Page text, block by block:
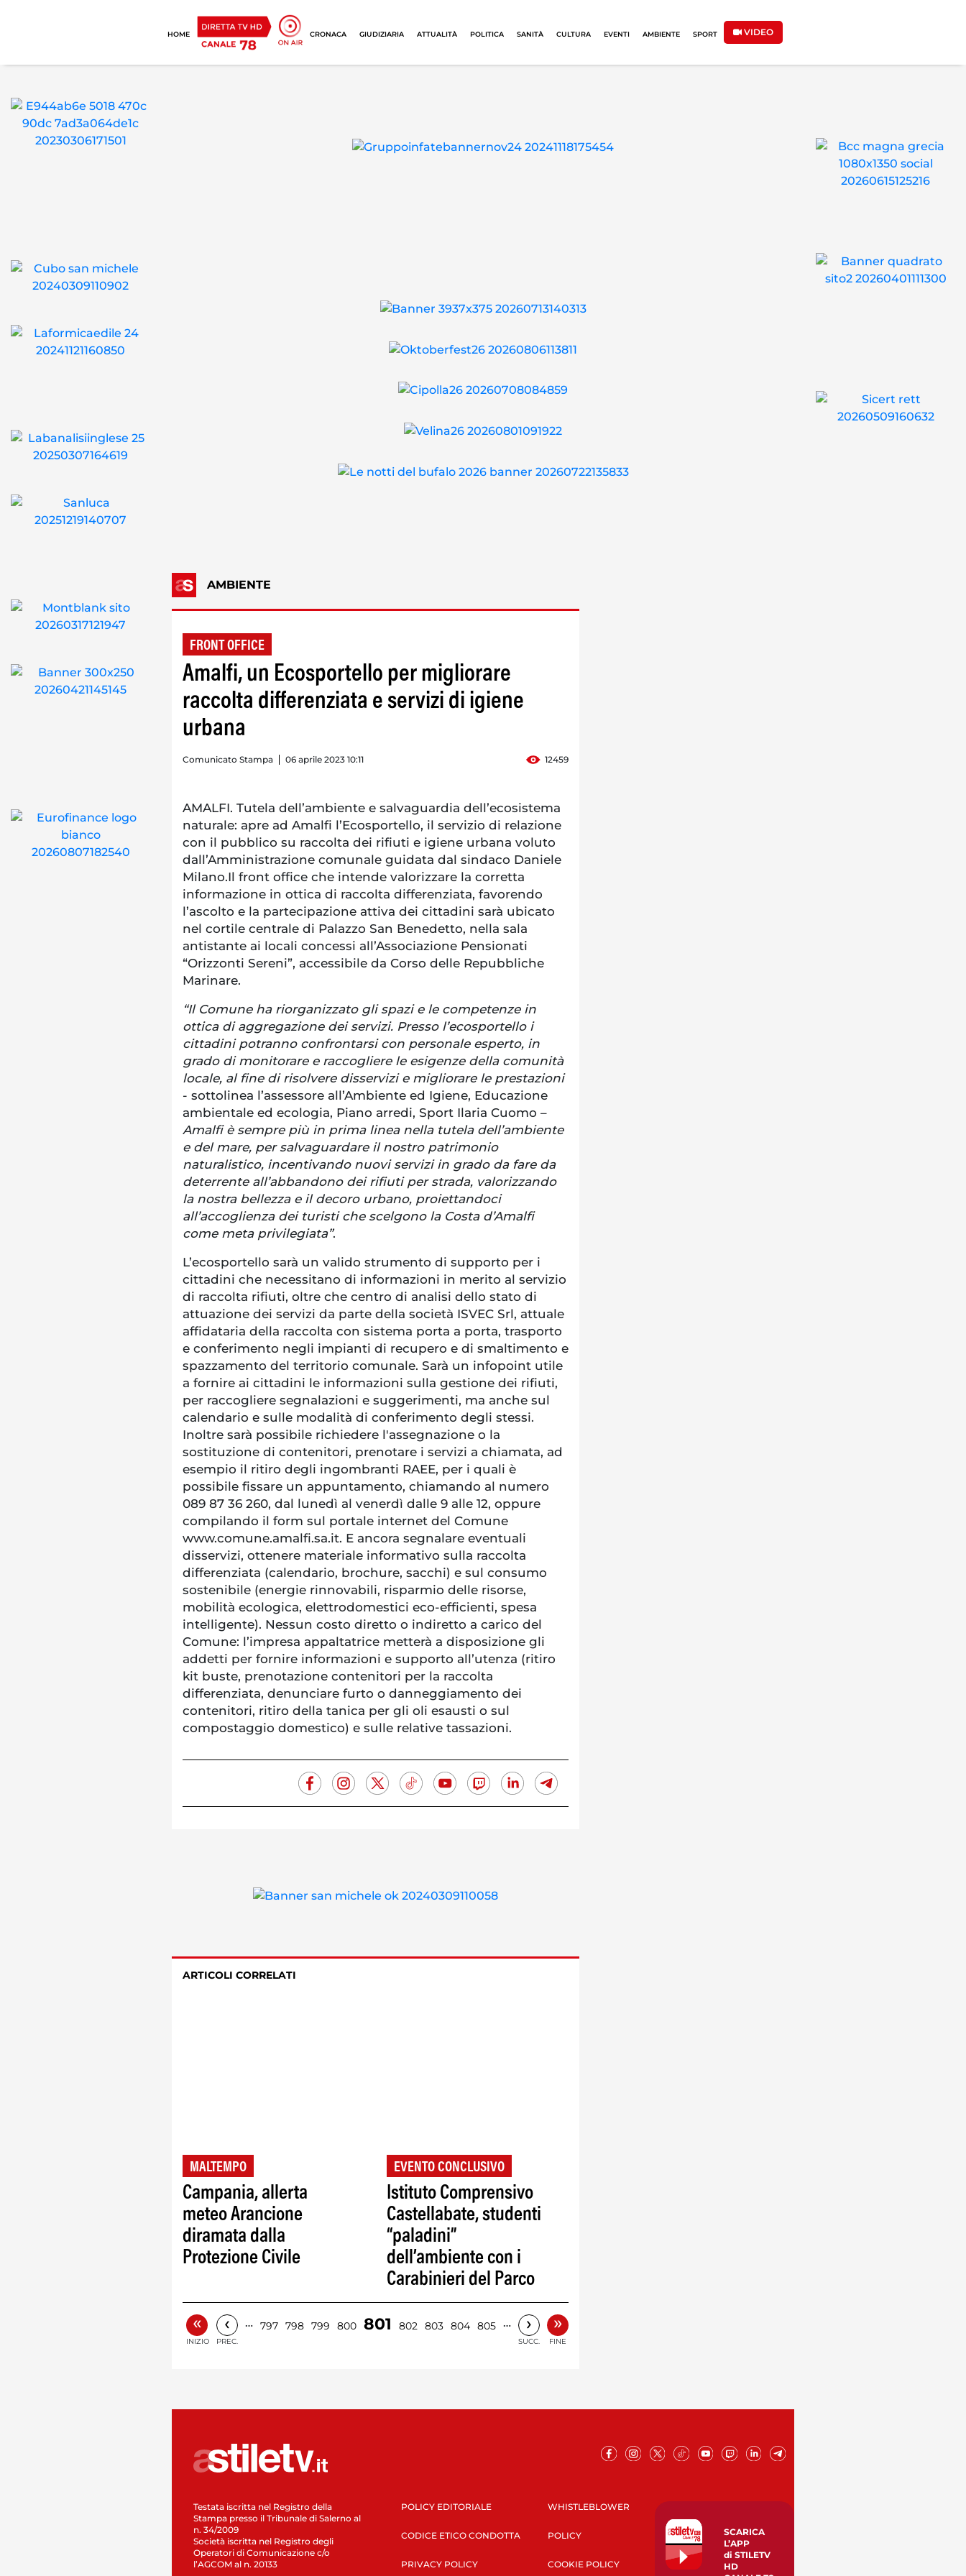
HOME CRONACA GIUDIZIARIA ATTUALITÀ POLITICA SANITÀ CULTURA EVENTI AMBIENTE SPORT VIDEO
AMBIENTE
FRONT OFFICE
Amalfi, un Ecosportello per migliorare
raccolta differenziata e servizi di igiene
urbana
Comunicato Stampa 06 aprile 2023 10:11 12459
AMALFI. Tutela dell’ambiente e salvaguardia dell’ecosistema
naturale: apre ad Amalfi l’Ecosportello, il servizio di relazione
con il pubblico su raccolta dei rifiuti e igiene urbana voluto
dall’Amministrazione comunale guidata dal sindaco Daniele
Milano.Il front office che intende valorizzare la corretta
informazione in ottica di raccolta differenziata, favorendo
l’ascolto e la partecipazione attiva dei cittadini sarà ubicato
nel cortile centrale di Palazzo San Benedetto, nella sala
antistante ai locali concessi all’Associazione Pensionati
“Orizzonti Sereni”, accessibile da Corso delle Repubbliche
Marinare.
“Il Comune ha riorganizzato gli spazi e le competenze in
ottica di aggregazione dei servizi. Presso l’ecosportello i
cittadini potranno confrontarsi con personale esperto, in
grado di monitorare e raccogliere le esigenze della comunità
locale, al fine di risolvere disservizi e migliorare le prestazioni
- sottolinea l’assessore all’Ambiente ed Igiene, Educazione
ambientale ed ecologia, Piano arredi, Sport Ilaria Cuomo –
Amalfi è sempre più in prima linea nella tutela dell’ambiente
e del mare, per salvaguardare il nostro patrimonio
naturalistico, incentivando nuovi servizi in grado da fare da
deterrente all’abbandono dei rifiuti per strada, valorizzando
la nostra bellezza e il decoro urbano, proiettandoci
all’accoglienza dei turisti che scelgono la Costa d’Amalfi
come meta privilegiata”.
L’ecosportello sarà un valido strumento di supporto per i
cittadini che necessitano di informazioni in merito al servizio
di raccolta rifiuti, oltre che centro di analisi dello stato di
attuazione dei servizi da parte della società ISVEC Srl, attuale
affidataria della raccolta con sistema porta a porta, trasporto
e conferimento negli impianti di recupero e di smaltimento e
spazzamento del territorio comunale. Sarà un infopoint utile
a fornire ai cittadini le informazioni sulla gestione dei rifiuti,
per raccogliere segnalazioni e suggerimenti, ma anche sul
calendario e sulle modalità di conferimento degli stessi.
Inoltre sarà possibile richiedere l'assegnazione o la
sostituzione di contenitori, prenotare i servizi a chiamata, ad
esempio il ritiro degli ingombranti RAEE, per i quali è
possibile fissare un appuntamento, chiamando al numero
089 87 36 260, dal lunedì al venerdì dalle 9 alle 12, oppure
compilando il form sul portale internet del Comune
www.comune.amalfi.sa.it. E ancora segnalare eventuali
disservizi, ottenere materiale informativo sulla raccolta
differenziata (calendario, brochure, sacchi) e sul consumo
sostenibile (energie rinnovabili, risparmio delle risorse,
mobilità ecologica, elettrodomestici eco-efficienti, spesa
intelligente). Nessun costo diretto o indiretto a carico del
Comune: l’impresa appaltatrice metterà a disposizione gli
addetti per fornire informazioni e supporto all’utenza (ritiro
kit buste, prenotazione contenitori per la raccolta
differenziata, denunciare furto o danneggiamento dei
contenitori, ritiro della tanica per gli oli esausti o sul
compostaggio domestico) e sulle relative tassazioni.
ARTICOLI CORRELATI
MALTEMPO
Campania, allerta
meteo Arancione
diramata dalla
Protezione Civile
EVENTO CONCLUSIVO
Istituto Comprensivo
Castellabate, studenti
“paladini”
dell’ambiente con i
Carabinieri del Parco
«
INIZIO
‹
PREC.
… 797 798 799 800 801 802 803 804 805 … ›
SUCC.
»
FINE
Testata iscritta nel Registro della
Stampa presso il Tribunale di Salerno al
n. 34/2009
Società iscritta nel Registro degli
Operatori di Comunicazione c/o
l’AGCOM al n. 20133
POLICY EDITORIALE
CODICE ETICO CONDOTTA
PRIVACY POLICY
WHISTLEBLOWER
POLICY
COOKIE POLICY
SCARICA
L’APP
di STILETV
HD